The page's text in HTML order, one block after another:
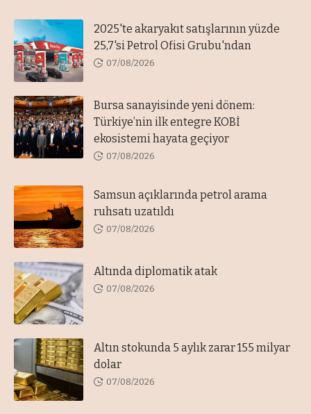
2025'te akaryakıt satışlarının yüzde
25,7'si Petrol Ofisi Grubu'ndan
07/08/2026
Bursa sanayisinde yeni dönem:
Türkiye’nin ilk entegre KOBİ
ekosistemi hayata geçiyor
07/08/2026
Samsun açıklarında petrol arama
ruhsatı uzatıldı
07/08/2026
Altında diplomatik atak
07/08/2026
Altın stokunda 5 aylık zarar 155 milyar
dolar
07/08/2026